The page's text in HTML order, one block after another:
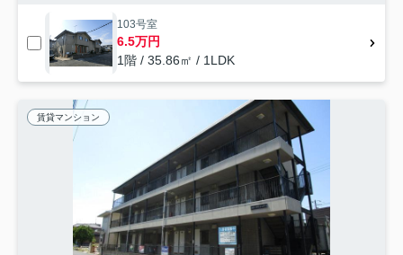
103号室
6.5万円
1階 / 35.86㎡ / 1LDK
賃貸マンション